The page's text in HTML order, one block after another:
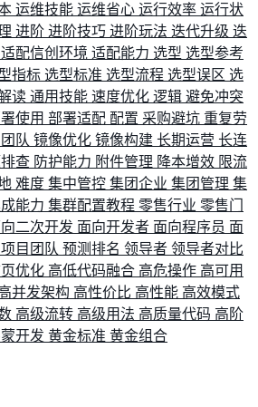
运维技能 运维省心 运行效率 运行状
进阶 进阶技巧 进阶玩法 迭代升级 迭
适配信创环境 适配能力 选型 选型参考
指标 选型标准 选型流程 选型误区 选
读 通用技能 速度优化 逻辑 避免冲突
使用 部署适配 配置 采购避坑 重复劳
队 镜像优化 镜像构建 长期运营 长连
查 防护能力 附件管理 降本增效 限流
难度 集中管控 集团企业 集团管理 集
能力 集群配置教程 零售行业 零售门
二次开发 面向开发者 面向程序员 面
项目团队 预测排名 领导者 领导者对比
优化 高低代码融合 高危操作 高可用
并发架构 高性价比 高性能 高效模式
高级流转 高级用法 高质量代码 高阶
开发 黄金标准 黄金组合